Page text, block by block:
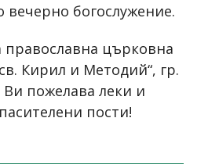
вечерно богослужение.
православна църковна
Кирил и Методий“, гр.
Ви пожелава леки и
пости!